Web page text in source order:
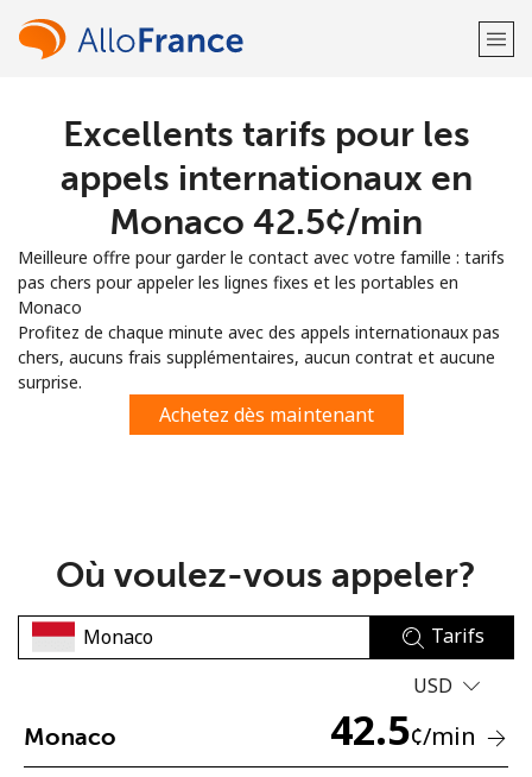
Bienvenue!
Vous avez déjà un compte?
S'enregistrer avec
ou
Aucun mot de passe créé
Excellents tarifs pour les
appels internationaux en
Monaco ⁦42.5¢⁩/min
Meilleure offre pour garder le contact avec votre famille : tarifs
pas chers pour appeler les lignes fixes et les portables en
Monaco
Profitez de chaque minute avec des appels internationaux pas
chers, aucuns frais supplémentaires, aucun contrat et aucune
surprise.
Achetez dès maintenant
Où voulez-vous appeler?
Tarifs
USD
Monaco 42.5¢/min